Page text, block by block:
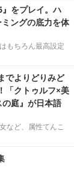
をプレイ。ハ
ングの底力を体
もちろん最高設定
でよりどりみど
「クトゥルフ×美
庭』が日本語
など、属性てんこ